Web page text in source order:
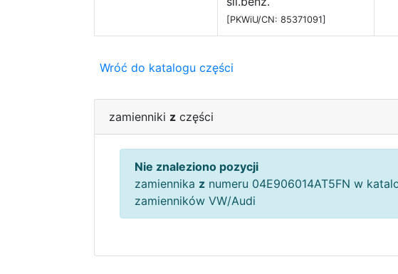
[PKWiU/CN: 85371091]
Wróć do katalogu części
zamienniki z części
Nie znaleziono pozycji
zamiennika z numeru 04E906014AT5FN w
zamienników VW/Audi